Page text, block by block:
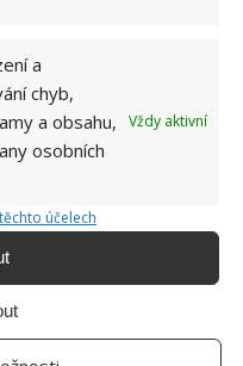
a
chyb,
a obsahu,
osobních
Vždy aktivní
účelech
České zemědělské
který je již od malička
V podstatě vše, co je